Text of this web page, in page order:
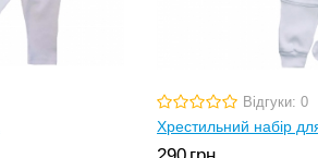
Відгуки: 0
Хрестильний набір